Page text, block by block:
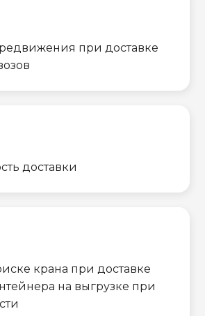
при доставке
доставки
крана при доставке
на выгрузке при